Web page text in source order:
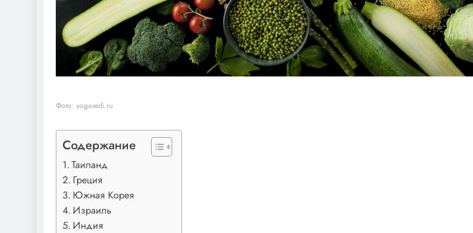
Фото: yogavedi.ru
Содержание
Таиланд
Греция
Южная Корея
Израиль
Индия